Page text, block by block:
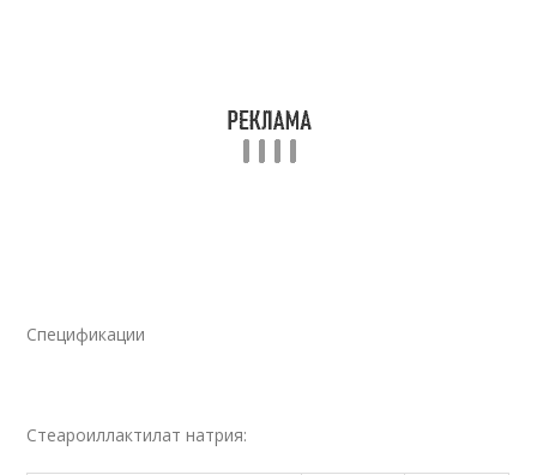
Спецификации
Стеароиллактилат натрия: